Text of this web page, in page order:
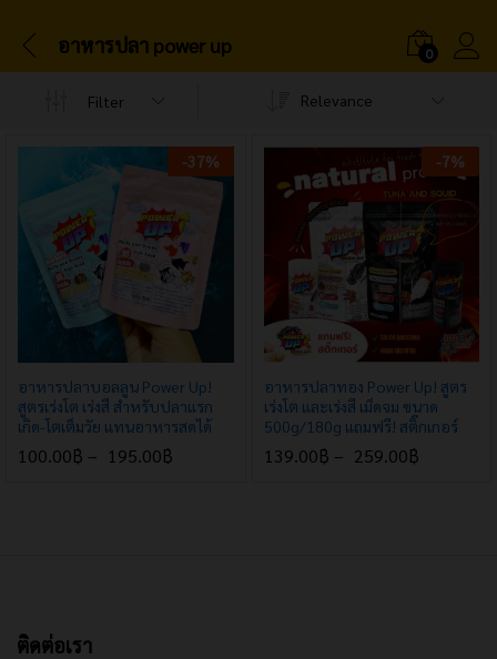
อาหารปลา power up 0
Filter Relevance
-37%
อาหารปลาบอลลูน Power Up!
สูตรเร่งโต เร่งสี สำหรับปลาแรก
เกิด-โตเต็มวัย แทนอาหารสดได้
100.00฿ – 195.00฿
-7%
อาหารปลาทอง Power Up! สูตร
เร่งโต และเร่งสี เม็ดจม ขนาด
500g/180g แถมฟรี! สติ๊กเกอร์
139.00฿ – 259.00฿
ติดต่อเรา